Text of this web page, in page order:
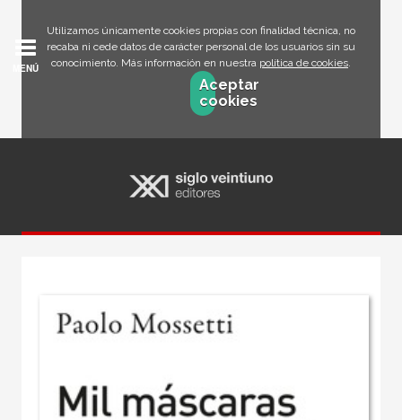
Utilizamos únicamente cookies propias con finalidad técnica, no
recaba ni cede datos de carácter personal de los usuarios sin su
conocimiento. Más información en nuestra política de cookies.
Aceptar
cookies
MENÚ